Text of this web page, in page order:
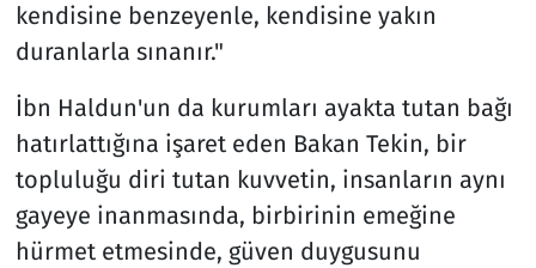
kendisine benzeyenle, kendisine yakın
duranlarla sınanır."
İbn Haldun'un da kurumları ayakta tutan bağı
hatırlattığına işaret eden Bakan Tekin, bir
topluluğu diri tutan kuvvetin, insanların aynı
gayeye inanmasında, birbirinin emeğine
hürmet etmesinde, güven duygusunu